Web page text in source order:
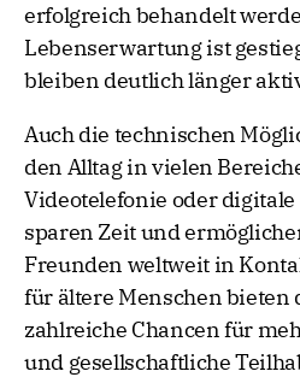
erfolgreich behandelt
Lebenserwartung ist
bleiben deutlich länger
Auch die technischen
den Alltag in vielen
Videotelefonie oder
sparen Zeit und
Freunden weltweit in
für ältere Menschen bieten
zahlreiche Chancen für
und gesellschaftliche